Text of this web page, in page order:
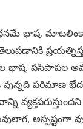
భాష. మాటలింకా
పసిపాపల
పరిమాణ